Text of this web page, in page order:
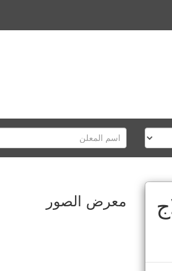
معرض الصور